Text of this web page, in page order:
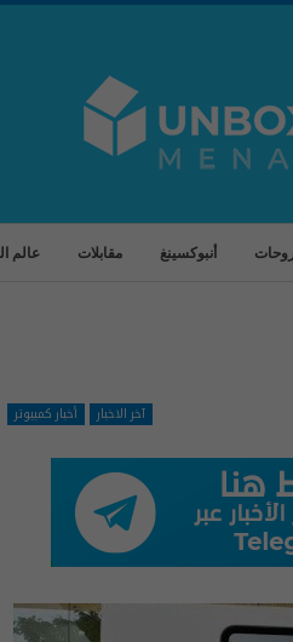
أنبوكسينغ مقابلات عالم
آخر الاخبار أخبار كمبيوتر